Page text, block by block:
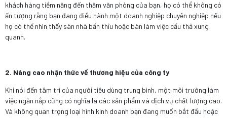
khách hàng tiềm năng đến thăm văn phòng của bạn, họ có thể không có
ấn tượng rằng bạn đang điều hành một doanh nghiệp chuyên nghiệp nếu
họ có thể nhìn thấy sàn nhà bẩn thỉu hoặc bàn làm việc cẩu thả xung
quanh.
2. Nâng cao nhận thức về thương hiệu của công ty
Khi nói đến tâm trí của người tiêu dùng trung bình, một môi trường làm
việc ngăn nắp cũng có nghĩa là các sản phẩm và dịch vụ chất lượng cao.
Và không quan trọng loại hình kinh doanh bạn đang muốn bắt đầu hoặc